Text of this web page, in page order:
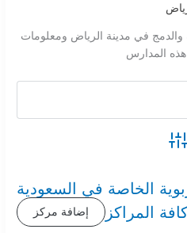
والدمج في مدينة الرياض ومعلومات
هذه المدارس
Advanced
الخاصة في السعودية
المراكز
إضافة مركز